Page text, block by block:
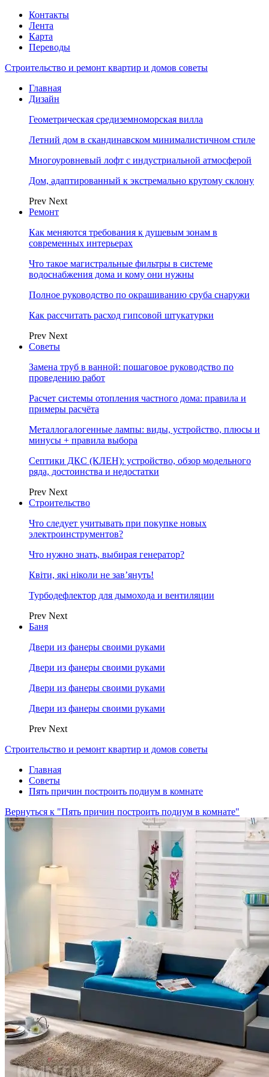
Контакты
Лента
Карта
Переводы
Строительство и ремонт квартир и домов советы
Главная
Дизайн
Геометрическая средиземноморская вилла
Летний дом в скандинавском минималистичном стиле
Многоуровневый лофт с индустриальной атмосферой
Дом, адаптированный к экстремально крутому склону
Prev Next
Ремонт
Как меняются требования к душевым зонам в
современных интерьерах
Что такое магистральные фильтры в системе
водоснабжения дома и кому они нужны
Полное руководство по окрашиванию сруба снаружи
Как рассчитать расход гипсовой штукатурки
Prev Next
Советы
Замена труб в ванной: пошаговое руководство по
проведению работ
Расчет системы отопления частного дома: правила и
примеры расчёта
Металлогалогенные лампы: виды, устройство, плюсы и
минусы + правила выбора
Септики ДКС (КЛЕН): устройство, обзор модельного
ряда, достоинства и недостатки
Prev Next
Строительство
Что следует учитывать при покупке новых
электроинструментов?
Что нужно знать, выбирая генератор?
Квіти, які ніколи не зав’януть!
Турбодефлектор для дымохода и вентиляции
Prev Next
Баня
Двери из фанеры своими руками
Двери из фанеры своими руками
Двери из фанеры своими руками
Двери из фанеры своими руками
Prev Next
Строительство и ремонт квартир и домов советы
Главная
Советы
Пять причин построить подиум в комнате
Вернуться к "Пять причин построить подиум в комнате"